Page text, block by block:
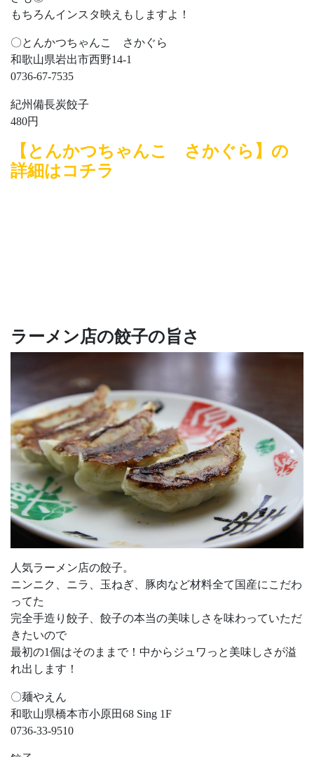
もちろんインスタ映えもしますよ！
〇とんかつちゃんこ さかぐら
和歌山県岩出市西野14-1
0736-67-7535
紀州備長炭餃子
480円
【とんかつちゃんこ さかぐら】の
詳細はコチラ
ラーメン店の餃子の旨さ
人気ラーメン店の餃子。
ニンニク、ニラ、玉ねぎ、豚肉など材料全て国産にこだわ
ってた
完全手造り餃子、餃子の本当の美味しさを味わっていただ
きたいので
最初の1個はそのままで！中からジュワっと美味しさが溢
れ出します！
〇麺やえん
和歌山県橋本市小原田68 Sing 1F
0736-33-9510